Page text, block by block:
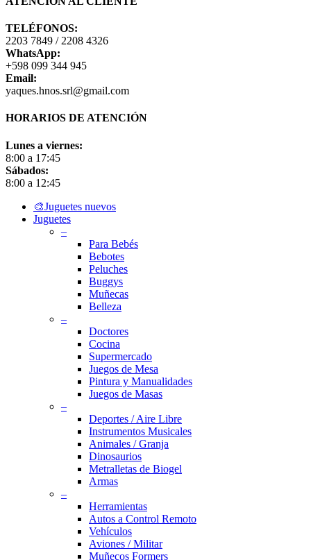
TELÉFONOS:
2203 7849 / 2208 4326
WhatsApp:
+598 099 344 945
Email:
yaques.hnos.srl@gmail.com
HORARIOS DE ATENCIÓN
Lunes a viernes:
8:00 a 17:45
Sábados:
8:00 a 12:45
Close
Menu
🎨Juguetes nuevos
Juguetes
–
Para Bebés
Bebotes
Peluches
Buggys
Muñecas
Belleza
–
Doctores
Cocina
Supermercado
Juegos de Mesa
Pintura y Manualidades
Juegos de Masas
–
Deportes / Aire Libre
Instrumentos Musicales
Animales / Granja
Dinosaurios
Metralletas de Biogel
Armas
–
Herramientas
Autos a Control Remoto
Vehículos
Aviones / Militar
Muñecos Formers